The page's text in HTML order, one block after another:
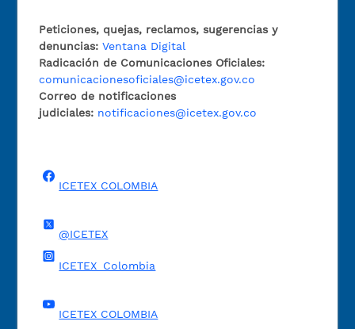
Peticiones, quejas, reclamos, sugerencias y
denuncias: Ventana Digital
Radicación de Comunicaciones Oficiales:
comunicacionesoficiales@icetex.gov.co
Correo de notificaciones
judiciales: notificaciones@icetex.gov.co
ICETEX COLOMBIA
@ICETEX
ICETEX_Colombia
ICETEX COLOMBIA